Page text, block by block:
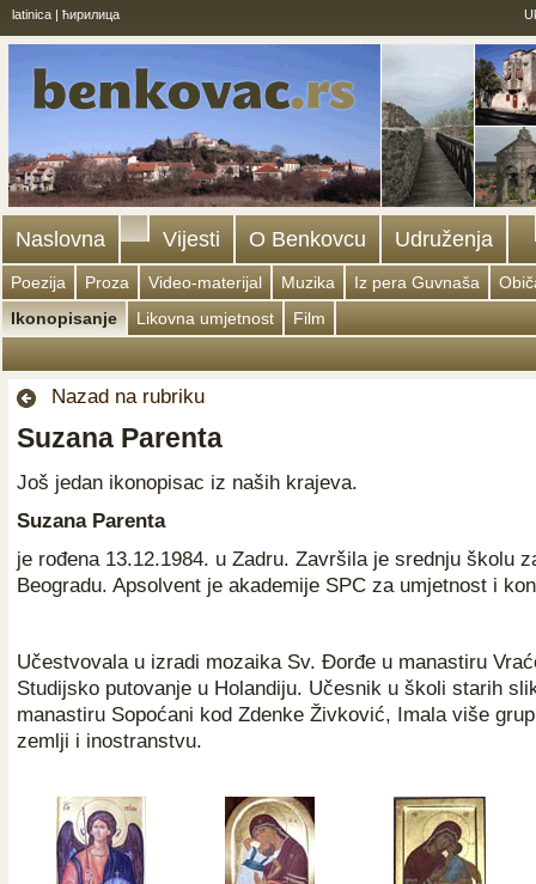
latinica | ћирилица
Naslovna Vijesti O Benkovcu Udruženja
Poezija Proza Video-materijal Muzika Iz pera Guvnaša
Ikonopisanje
Likovna umjetnost Film
Nazad na rubriku
Suzana Parenta
Još jedan ikonopisac iz naših krajeva.
Suzana Parenta
je rođena 13.12.1984. u Zadru. Završila je srednju školu
Beogradu. Apsolvent je akademije SPC za umjetnost i
Učestvovala u izradi mozaika Sv. Đorđe u manastiru
Studijsko putovanje u Holandiju. Učesnik u školi starih
manastiru Sopoćani kod Zdenke Živković, Imala više
zemlji i inostranstvu.